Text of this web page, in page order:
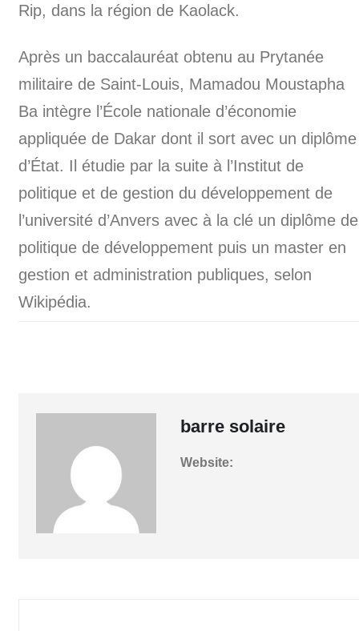
Rip, dans la région de Kaolack.
Après un baccalauréat obtenu au Prytanée
militaire de Saint-Louis, Mamadou Moustapha
Ba intègre l’École nationale d’économie
appliquée de Dakar dont il sort avec un diplôme
d’État. Il étudie par la suite à l’Institut de
politique et de gestion du développement de
l’université d’Anvers avec à la clé un diplôme de
politique de développement puis un master en
gestion et administration publiques, selon
Wikipédia.
barre solaire
Website: